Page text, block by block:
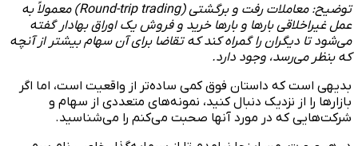
توضیح: معاملات رفت و برگشتی (Round-trip trading) معمولاً به
عمل غیراخلاقی بارها و بارها خرید و فروش یک اوراق بهادار گفته
می‌شود تا دیگران را گمراه کند که تقاضا برای آن سهام بیشتر از آنچه
که بنظر می‌رسد، وجود دارد.
بدیهی است که داستان فوق کمی ساده‌تر از واقعیت است، اما اگر
بازارها را از نزدیک دنبال کنید، نمونه‌های متعددی از سهام و
شرکت‌هایی که در مورد آنها صحبت می‌کنم را می‌شناسید.